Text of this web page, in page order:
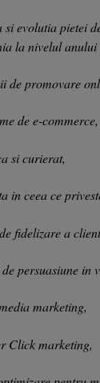
si evolutia pietei
la nivelul anului
de promovare
de e-commerce,
si curierat,
in ceea ce
fidelizare a
persuasiune in
marketing,
Click marketing,